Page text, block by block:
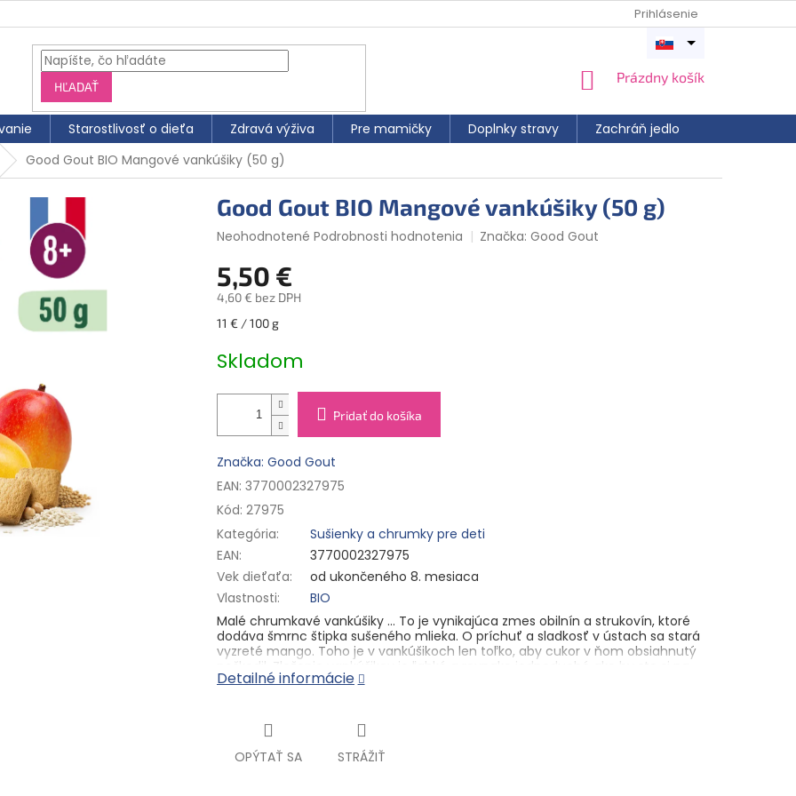
Prihlásenie
HĽADAŤ
NÁKUPNÝ
Prázdny košík
Starostlivosť o dieťa Zdravá výživa Pre mamičky Doplnky stravy Zachráň jedlo
Otvoriť
Good Gout BIO Mangové vankúšiky (50 g)
Good Gout BIO Mangové vankúšiky (50 g)
Priemerné
produktu
je
0,0
z
hviezdičiek.
Neohodnotené Podrobnosti hodnotenia Značka:Good Gout
5,50 €
4,60 € bez DPH
Jednotková
11 € / 100 g
Skladom
Pridať do košíka
Značka: Good Gout
EAN: 3770002327975
Kód: 27975
Kategória:
Sušienky a chrumky pre deti
EAN:
3770002327975
Vek dieťaťa:
od ukončeného 8. mesiaca
Vlastnosti:
BIO
Malé chrumkavé vankúšiky ... To je vynikajúca zmes obilnín a strukovín, ktoré
dodáva šmrnc štipka sušeného mlieka. O príchuť a sladkosť v ústach sa stará
vyzreté mango. Toho je v vankúšikoch len toľko, aby cukor v ňom obsiahnutý
neškodil. Zloženie vankúšikov je ľahké a rovnako jednoduché ako by ste si na
lahodný krajec chleba položili práve odtrhnuté mango!
účely - potravina pre obilnú výživu dojčiat a malých detí. Multicereálne
sušienky pre deti. Pufované. Pečené.
Zloženie:65 % bio ryžová múka, 10 % bio cícerová múka, 7,5 % bio sušené
Detailné informácie
OPÝTAŤ SA STRÁŽIŤ